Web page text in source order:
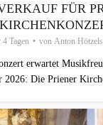
FÜR
Tagen von Anton
erwartet
2026: Die Priener